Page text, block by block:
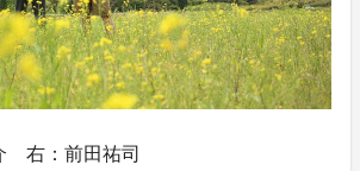
右：前田祐司